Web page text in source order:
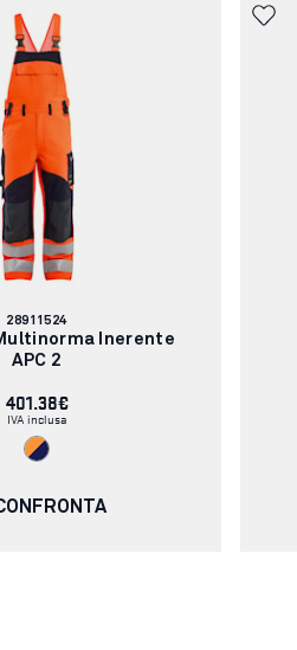
Codice
articolo:
28911524
Inerente
APC 2
401.38€
IVA inclusa